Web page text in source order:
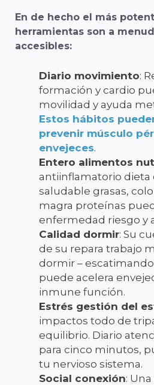
En de hecho el más
herramientas son a
accesibles:
Diario movimiento:
formación y cardio
movilidad y ayuda
Estos hábitos
prevenir músculo
envejeces.
Entero alimentos
antiinflamatorio dieta
saludable grasas,
magra proteínas
enfermedad riesgo y
Calidad dormir: Su
de su repara trabajo
dormir – escatimando
puede acelera
inmune función.
Estrés gestión del
impactos todo de
equilibrio. Diario
para cinco minutos,
tu nervioso sistema.
Social conexión: Una